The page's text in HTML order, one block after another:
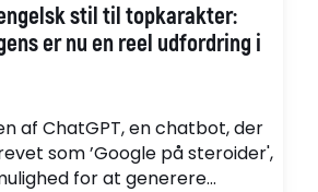
stil til topkarakter:
er nu en reel udfordring i
af ChatGPT, en chatbot, der
som ’Google på steroider',
for at generere